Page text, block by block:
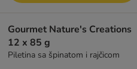
Gourmet Nature's Creations
12 x 85 g
Piletina sa špinatom i rajčicom